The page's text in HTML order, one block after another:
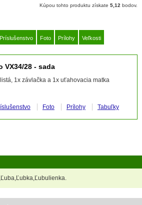
Kúpou tohto produktu získate5,12 bodov.
Príslušenstvo Foto Prílohy Veľkosti
VX34/28 - sada
1x závlačka a 1x uťahovacia matka
Foto Prílohy Tabuľky